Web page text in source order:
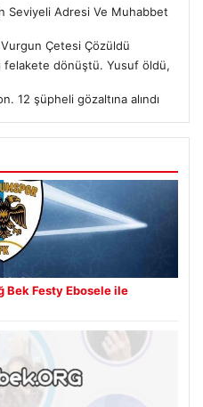
Seviyeli Adresi Ve Muhabbet
Vurgun Çetesi Çözüldü
felakete dönüştü. Yusuf öldü,
12 şüpheli gözaltına alındı
Bek Festy Ebosele ile